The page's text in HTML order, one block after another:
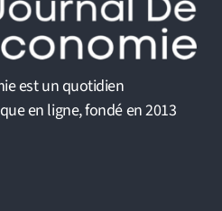
est un quotidien
en ligne, fondé en 2013